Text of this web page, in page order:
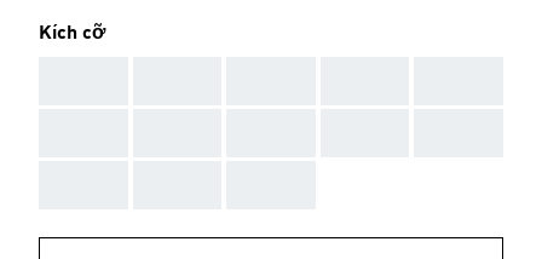
Kích cỡ